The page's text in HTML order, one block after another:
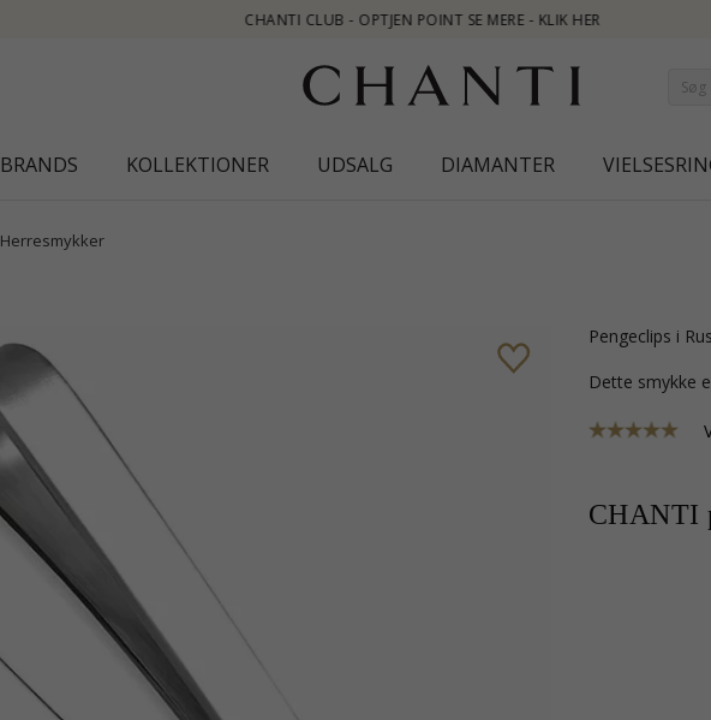
BRANDS KOLLEKTIONER UDSALG DIAMANTER
Herresmykker
pengeclips i
Dette
CHANTI